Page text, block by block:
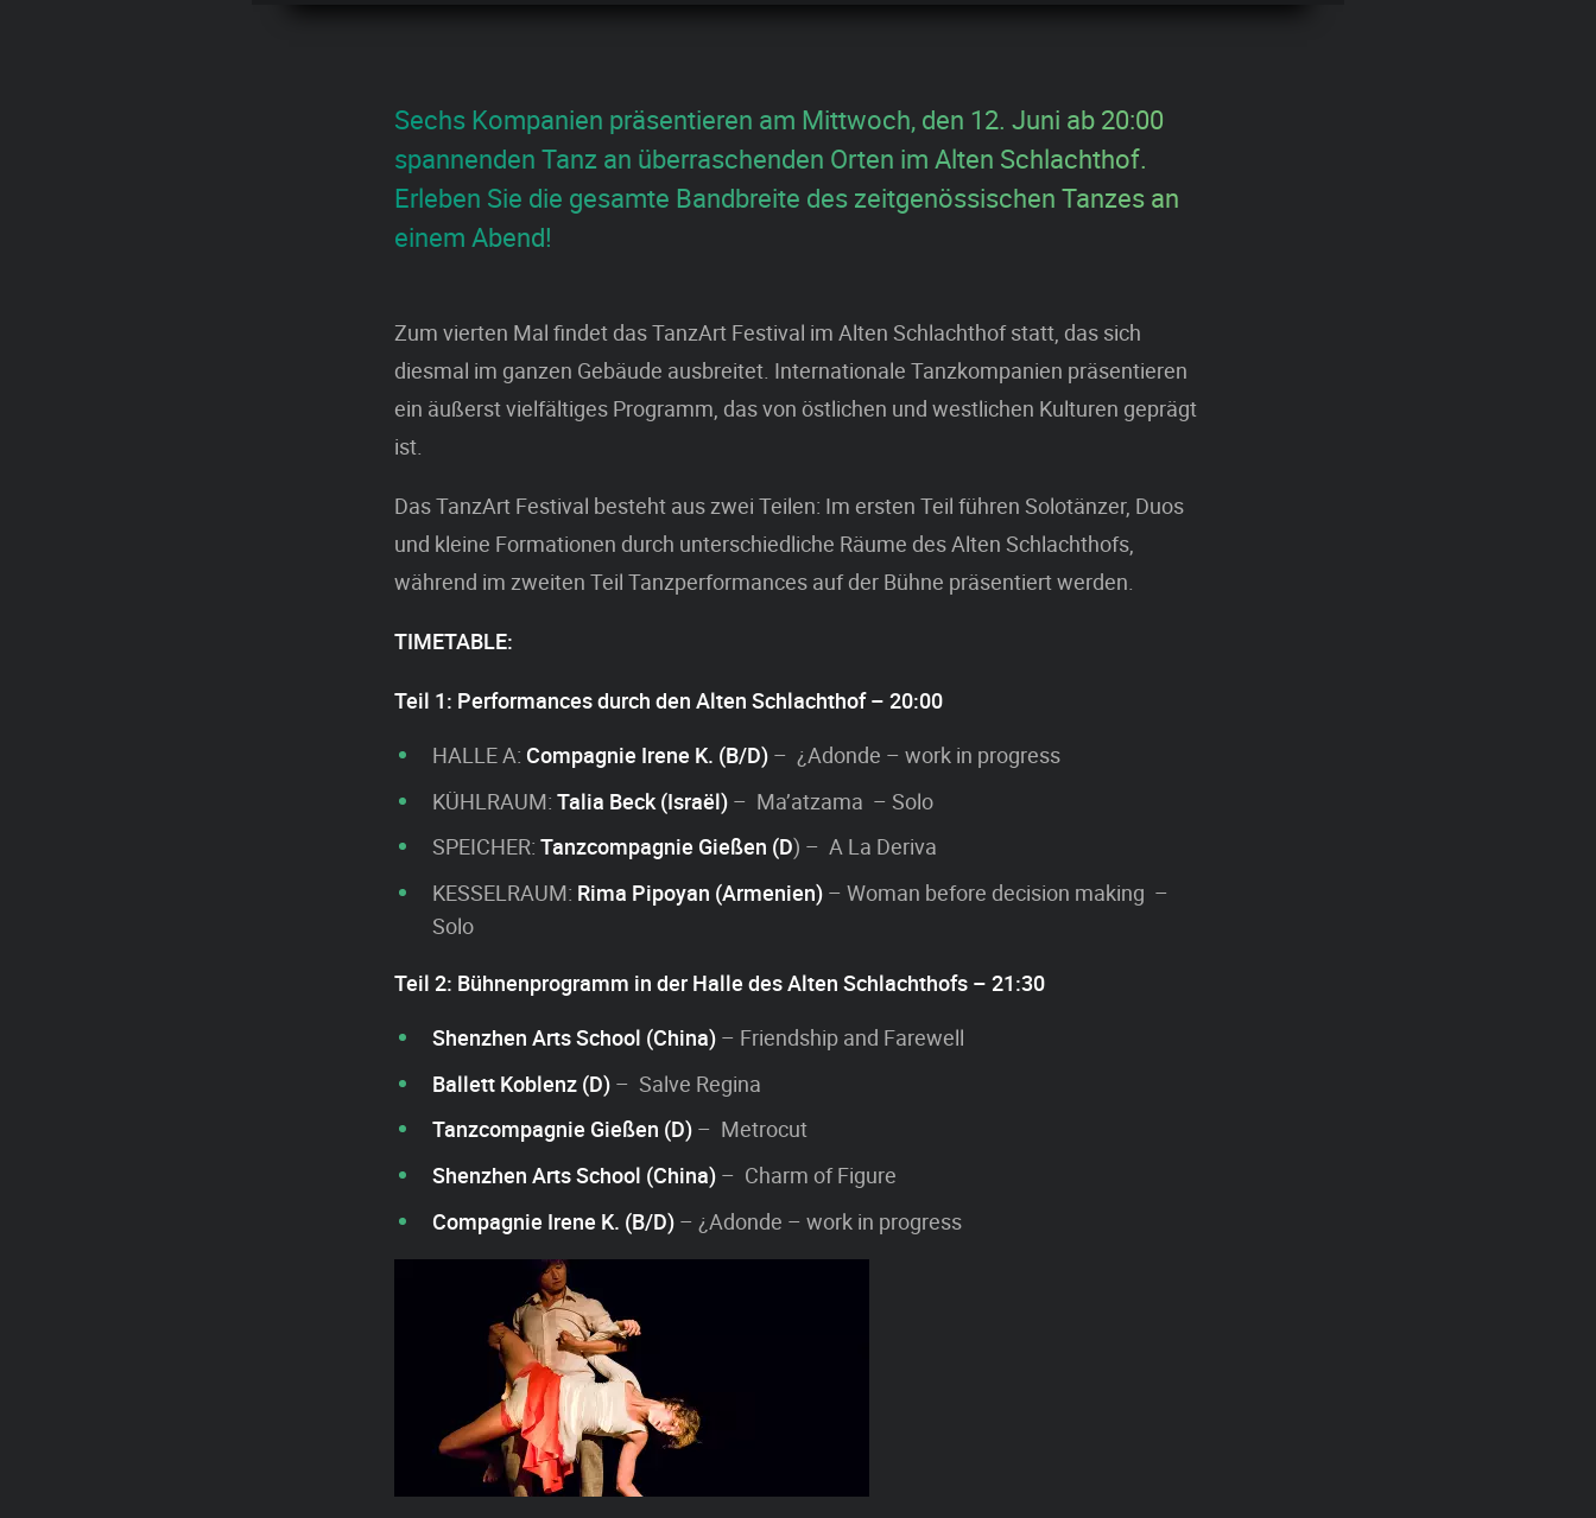
Sechs Kompanien präsentieren am Mittwoch, den 12. Juni ab 20:00
spannenden Tanz an überraschenden Orten im Alten Schlachthof.
Erleben Sie die gesamte Bandbreite des zeitgenössischen Tanzes an
einem Abend!
Zum vierten Mal findet das TanzArt Festival im Alten Schlachthof statt, das sich
diesmal im ganzen Gebäude ausbreitet. Internationale Tanzkompanien präsentieren
ein äußerst vielfältiges Programm, das von östlichen und westlichen Kulturen geprägt
ist.
Das TanzArt Festival besteht aus zwei Teilen: Im ersten Teil führen Solotänzer, Duos
und kleine Formationen durch unterschiedliche Räume des Alten Schlachthofs,
während im zweiten Teil Tanzperformances auf der Bühne präsentiert werden.
TIMETABLE:
Teil 1: Performances durch den Alten Schlachthof – 20:00
HALLE A: Compagnie Irene K. (B/D) – ¿Adonde – work in progress
KÜHLRAUM: Talia Beck (Israël) – Ma’atzama – Solo
SPEICHER: Tanzcompagnie Gießen (D) – A La Deriva
KESSELRAUM: Rima Pipoyan (Armenien) – Woman before decision making –
Solo
Teil 2: Bühnenprogramm in der Halle des Alten Schlachthofs – 21:30
Shenzhen Arts School (China) – Friendship and Farewell
Ballett Koblenz (D) – Salve Regina
Tanzcompagnie Gießen (D) – Metrocut
Shenzhen Arts School (China) – Charm of Figure
Compagnie Irene K. (B/D) – ¿Adonde – work in progress